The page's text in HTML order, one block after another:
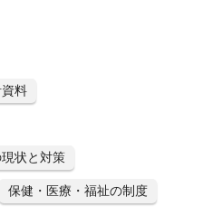
料
状と対策
保健・医療・福祉の制度